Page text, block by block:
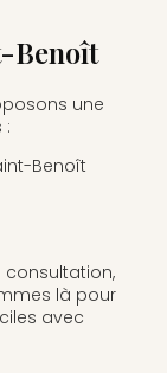
Benoît
une
:
Benoît
consultation,
là pour
avec